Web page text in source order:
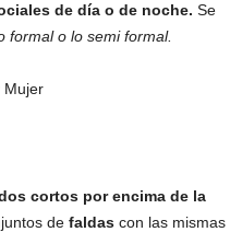
de día o de noche. Se
formal o lo semi formal.
cortos por encima de la
de faldascon las mismas